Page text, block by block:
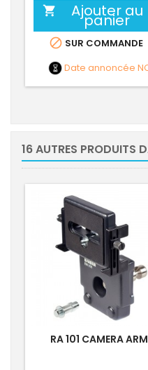
 Ajouter au
panier
 SUR COMMANDE
Date annoncée
16 AUTRES PRODUITS
RA 101 CAMERA ARM